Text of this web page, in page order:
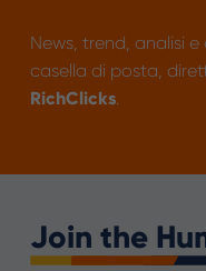
News, trend, analisi
casella di posta,
RichClicks.
Join the